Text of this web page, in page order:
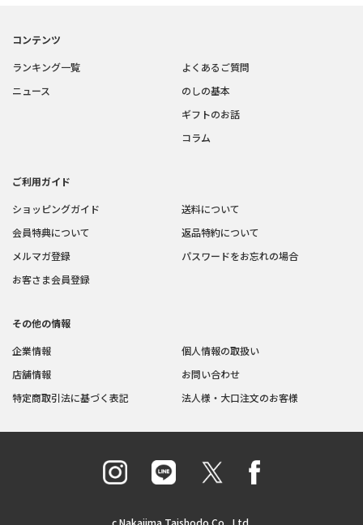
コンテンツ
ランキング一覧
ニュース
よくあるご質問
のしの基本
ギフトのお話
コラム
ご利用ガイド
ショッピングガイド
会員特典について
メルマガ登録
お客さま会員登録
送料について
返品特約について
パスワードをお忘れの場合
その他の情報
企業情報
店舗情報
特定商取引法に基づく表記
個人情報の取扱い
お問い合わせ
法人様・大口注文のお客様
c Nakajima Taishodo Co., Ltd.